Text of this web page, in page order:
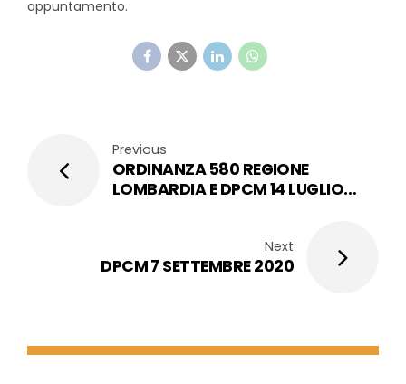
appuntamento.
Previous
ORDINANZA 580 REGIONE
LOMBARDIA E DPCM 14 LUGLIO
Next
DPCM 7 SETTEMBRE 2020